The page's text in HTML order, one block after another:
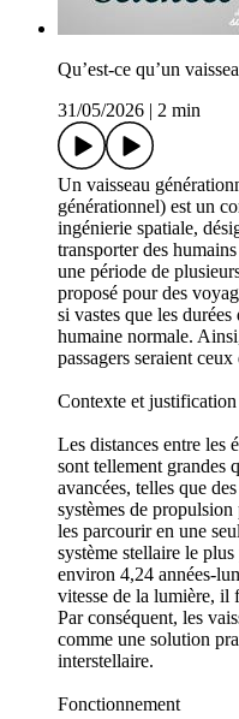
Qu’est-ce qu’un
31/05/2026
2 min
Un vaisseau
générationnel) est un
ingénierie spatiale,
transporter des
une période de
proposé pour des
si vastes que les
humaine normale.
passagers seraient
Contexte et justification
Les distances entre les
sont tellement grandes
avancées, telles que
systèmes de
les parcourir en une
système stellaire le
environ 4,24 années-
vitesse de la lumière, il
Par conséquent, les
comme une solution
interstellaire.
Fonctionnement